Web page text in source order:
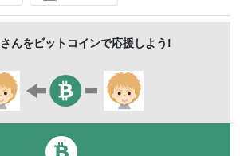
muscle Whites Westerners
muscle exercise are fat
さんをビットコインで応援しよう!